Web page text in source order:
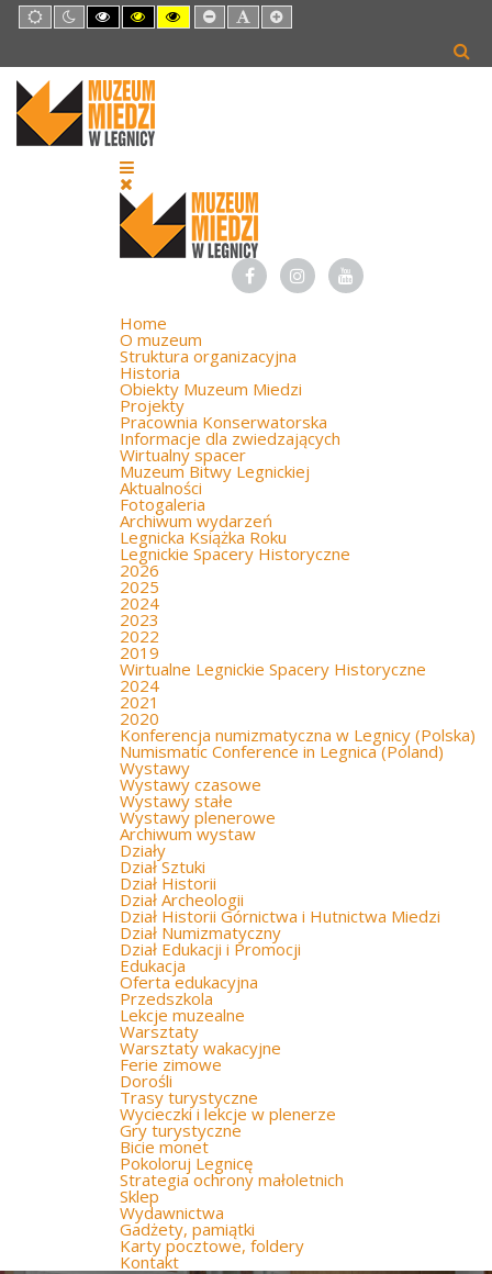
Default
mode
Night
mode
High
Contrast
mode
High
Contrast
mode
High
Contrast
mode
Set
Smaller
Set
Default
Set
Larger
Home
O muzeum
Struktura organizacyjna
Historia
Obiekty Muzeum Miedzi
Projekty
Pracownia Konserwatorska
Informacje dla zwiedzających
Wirtualny spacer
Muzeum Bitwy Legnickiej
Aktualności
Fotogaleria
Archiwum wydarzeń
Legnicka Książka Roku
Legnickie Spacery Historyczne
2026
2025
2024
2023
2022
2019
Wirtualne Legnickie Spacery Historyczne
2024
2021
2020
Konferencja numizmatyczna w Legnicy (Polska)
Numismatic Conference in Legnica (Poland)
Wystawy
Wystawy czasowe
Wystawy stałe
Wystawy plenerowe
Archiwum wystaw
Działy
Dział Sztuki
Dział Historii
Dział Archeologii
Dział Historii Górnictwa i Hutnictwa Miedzi
Dział Numizmatyczny
Dział Edukacji i Promocji
Edukacja
Oferta edukacyjna
Przedszkola
Lekcje muzealne
Warsztaty
Warsztaty wakacyjne
Ferie zimowe
Dorośli
Trasy turystyczne
Wycieczki i lekcje w plenerze
Gry turystyczne
Bicie monet
Pokoloruj Legnicę
Strategia ochrony małoletnich
Sklep
Wydawnictwa
Gadżety, pamiątki
Karty pocztowe, foldery
Kontakt